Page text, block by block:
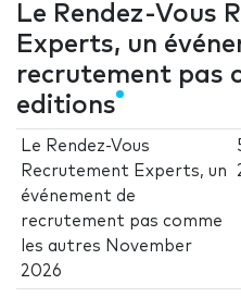
Le Rendez-Vous
Experts, un
recrutement pas
editions
Le Rendez-Vous
Recrutement Experts, un
événement de
recrutement pas comme
les autres November
2026